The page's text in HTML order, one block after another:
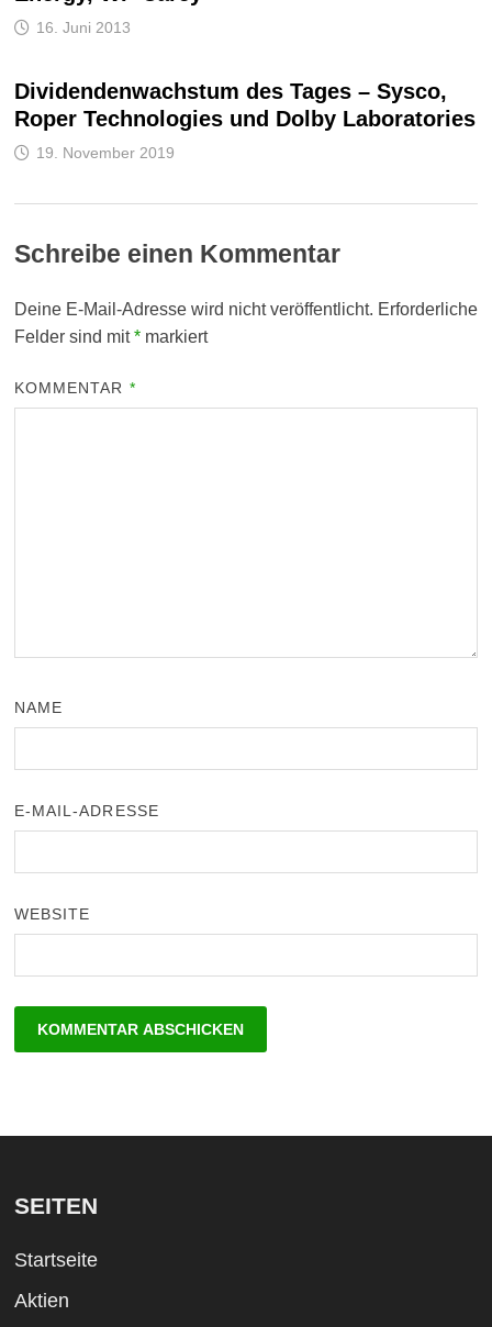
16. Juni 2013
Dividendenwachstum des Tages – Sysco,
Roper Technologies und Dolby Laboratories
19. November 2019
Schreibe einen Kommentar
Deine E-Mail-Adresse wird nicht veröffentlicht. Erforderliche
Felder sind mit*markiert
KOMMENTAR *
NAME
E-MAIL-ADRESSE
WEBSITE
SEITEN
Startseite
Aktien